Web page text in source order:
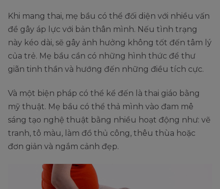
Khi mang thai, mẹ bầu có thể đối diện với nhiều vấn
đề gây áp lực với bản thân mình. Nếu tình trạng
này kéo dài, sẽ gây ảnh hưởng không tốt đến tâm lý
của trẻ. Mẹ bầu cần có những hình thức để thư
giãn tinh thần và hướng đến những điều tích cực.
Và một biện pháp có thể kể đến là thai giáo bằng
mỹ thuật. Mẹ bầu có thể thả mình vào đam mê
sáng tạo nghệ thuật bằng nhiều hoạt động như: vẽ
tranh, tô màu, làm đồ thủ công, thêu thùa hoặc
đơn giản và ngắm cảnh đẹp.